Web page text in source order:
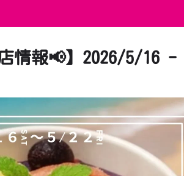
店情報📢】2026/5/16